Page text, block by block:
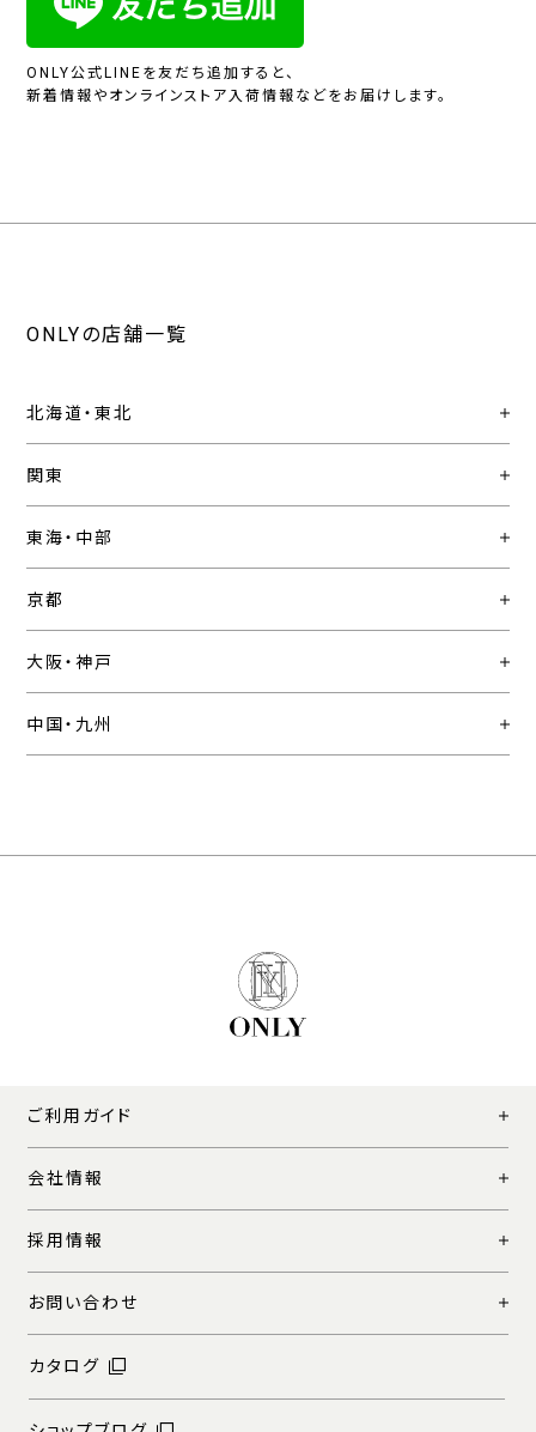
ONLY公式LINEを友だち追加すると、
新着情報やオンラインストア入荷情報などをお届けします。
ONLYの店舗一覧
北海道・東北
関東
東海・中部
京都
大阪・神戸
中国・九州
ご利用ガイド
会社情報
採用情報
お問い合わせ
カタログ